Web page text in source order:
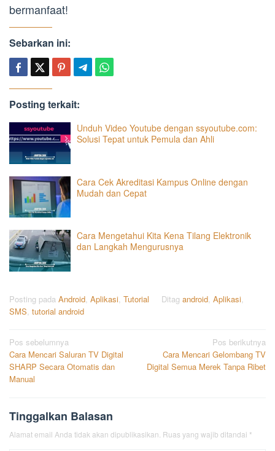
bermanfaat!
Sebarkan ini:
Posting terkait:
Unduh Video Youtube dengan ssyoutube.com:
Solusi Tepat untuk Pemula dan Ahli
Cara Cek Akreditasi Kampus Online dengan
Mudah dan Cepat
Cara Mengetahui Kita Kena Tilang Elektronik
dan Langkah Mengurusnya
Posting pada Android Aplikasi Tutorial Ditag android Aplikasi
SMS tutorial android
Navigasi
pos
Pos sebelumnya
Cara Mencari Saluran TV Digital
SHARP Secara Otomatis dan
Manual
Pos berikutnya
Cara Mencari Gelombang TV
Digital Semua Merek Tanpa Ribet
Tinggalkan Balasan
Alamat email Anda tidak akan dipublikasikan. Ruas yang wajib ditandai *